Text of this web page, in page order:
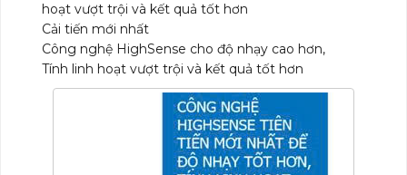
hoạt vượt trội và kết quả tốt hơn
Cải tiến mới nhất
Công nghệ HighSense cho độ nhạy cao hơn,
Tính linh hoạt vượt trội và kết quả tốt hơn